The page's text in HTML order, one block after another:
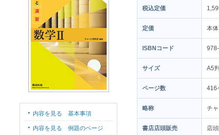
税込定価
定価 本
ISBNコード
サイズ A5
ページ数 416
略称 チ
書店店頭販売 店
内容を見る 基本事項
内容を見る 例題のページ